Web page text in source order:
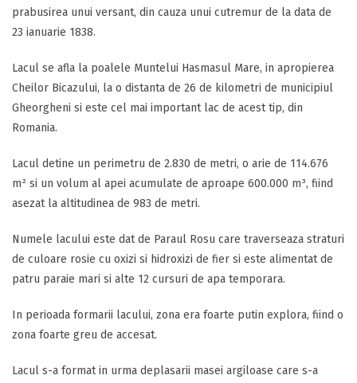
prabusirea unui versant, din cauza unui cutremur de la data de
23 ianuarie 1838.
Lacul se afla la poalele Muntelui Hasmasul Mare, in apropierea
Cheilor Bicazului, la o distanta de 26 de kilometri de municipiul
Gheorgheni si este cel mai important lac de acest tip, din
Romania.
Lacul detine un perimetru de 2.830 de metri, o arie de 114.676
m² si un volum al apei acumulate de aproape 600.000 m³, fiind
asezat la altitudinea de 983 de metri.
Numele lacului este dat de Paraul Rosu care traverseaza straturi
de culoare rosie cu oxizi si hidroxizi de fier si este alimentat de
patru paraie mari si alte 12 cursuri de apa temporara.
In perioada formarii lacului, zona era foarte putin explora, fiind o
zona foarte greu de accesat.
Lacul s-a format in urma deplasarii masei argiloase care s-a